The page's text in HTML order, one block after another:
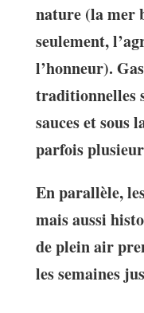
nature (la mer
seulement,
l’honneur).
traditionnelles
sauces et sous
parfois
En parallèle,
mais aussi
de plein air
les semaines